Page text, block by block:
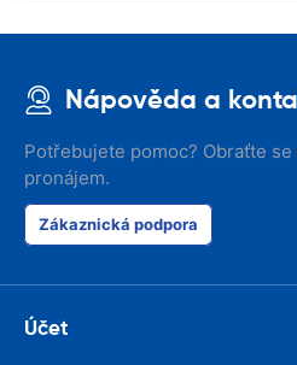
Nápověda a
Potřebujete pomoc? Obraťte
pronájem.
Zákaznická podpora
Účet